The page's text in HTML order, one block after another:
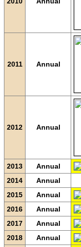
2011 Annual
2012 Annual
2013 Annual
2014
Annual
2015
Annual
2016
Annual
2017
Annual
2018
Annual